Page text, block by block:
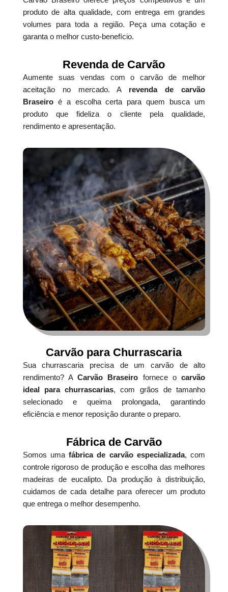
produto de alta qualidade, com entrega em grandes
volumes para toda a região. Peça uma cotação e
garanta o melhor custo-benefício.
Revenda de Carvão
Aumente suas vendas com o carvão de melhor
aceitação no mercado. A revenda de carvão
Braseiroé a escolha certa para quem busca um
produto que fideliza o cliente pela qualidade,
rendimento e apresentação.
Carvão para Churrascaria
Sua churrascaria precisa de um carvão de alto
rendimento? ACarvão Braseiro fornece ocarvão
ideal para churrascarias, com grãos de tamanho
selecionado e queima prolongada, garantindo
eficiência e menor reposição durante o preparo.
Fábrica de Carvão
Somos umafábrica de carvão especializada, com
controle rigoroso de produção e escolha das melhores
madeiras de eucalipto. Da produção à distribuição,
cuidamos de cada detalhe para oferecer um produto
que entrega o melhor desempenho.